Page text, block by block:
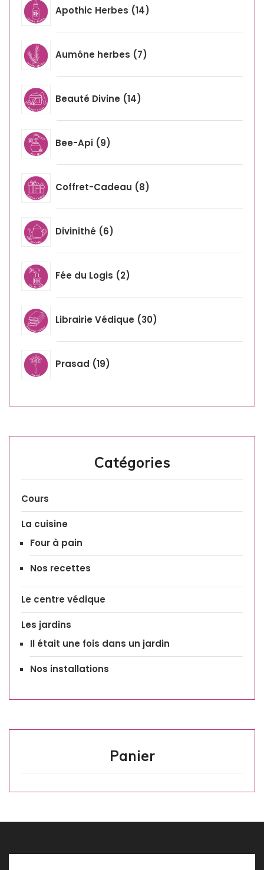
Apothic Herbes 14
Aumône herbes 7
Beauté Divine 14
Bee-Api 9
Coffret-Cadeau 8
Divinithé 6
Fée du Logis 2
Librairie Védique 30
Prasad 19
Catégories
Cours
La cuisine
Four à pain
Nos recettes
Le centre védique
Les jardins
Il était une fois dans un jardin
Nos installations
Panier